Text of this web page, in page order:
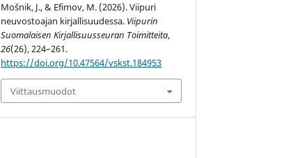
Mošnik, J., & Efimov, M. (2026). Viipuri
neuvostoajan kirjallisuudessa. Viipurin
Suomalaisen Kirjallisuusseuran Toimitteita,
26(26), 224–261.
https://doi.org/10.47564/vskst.184953
Viittausmuodot